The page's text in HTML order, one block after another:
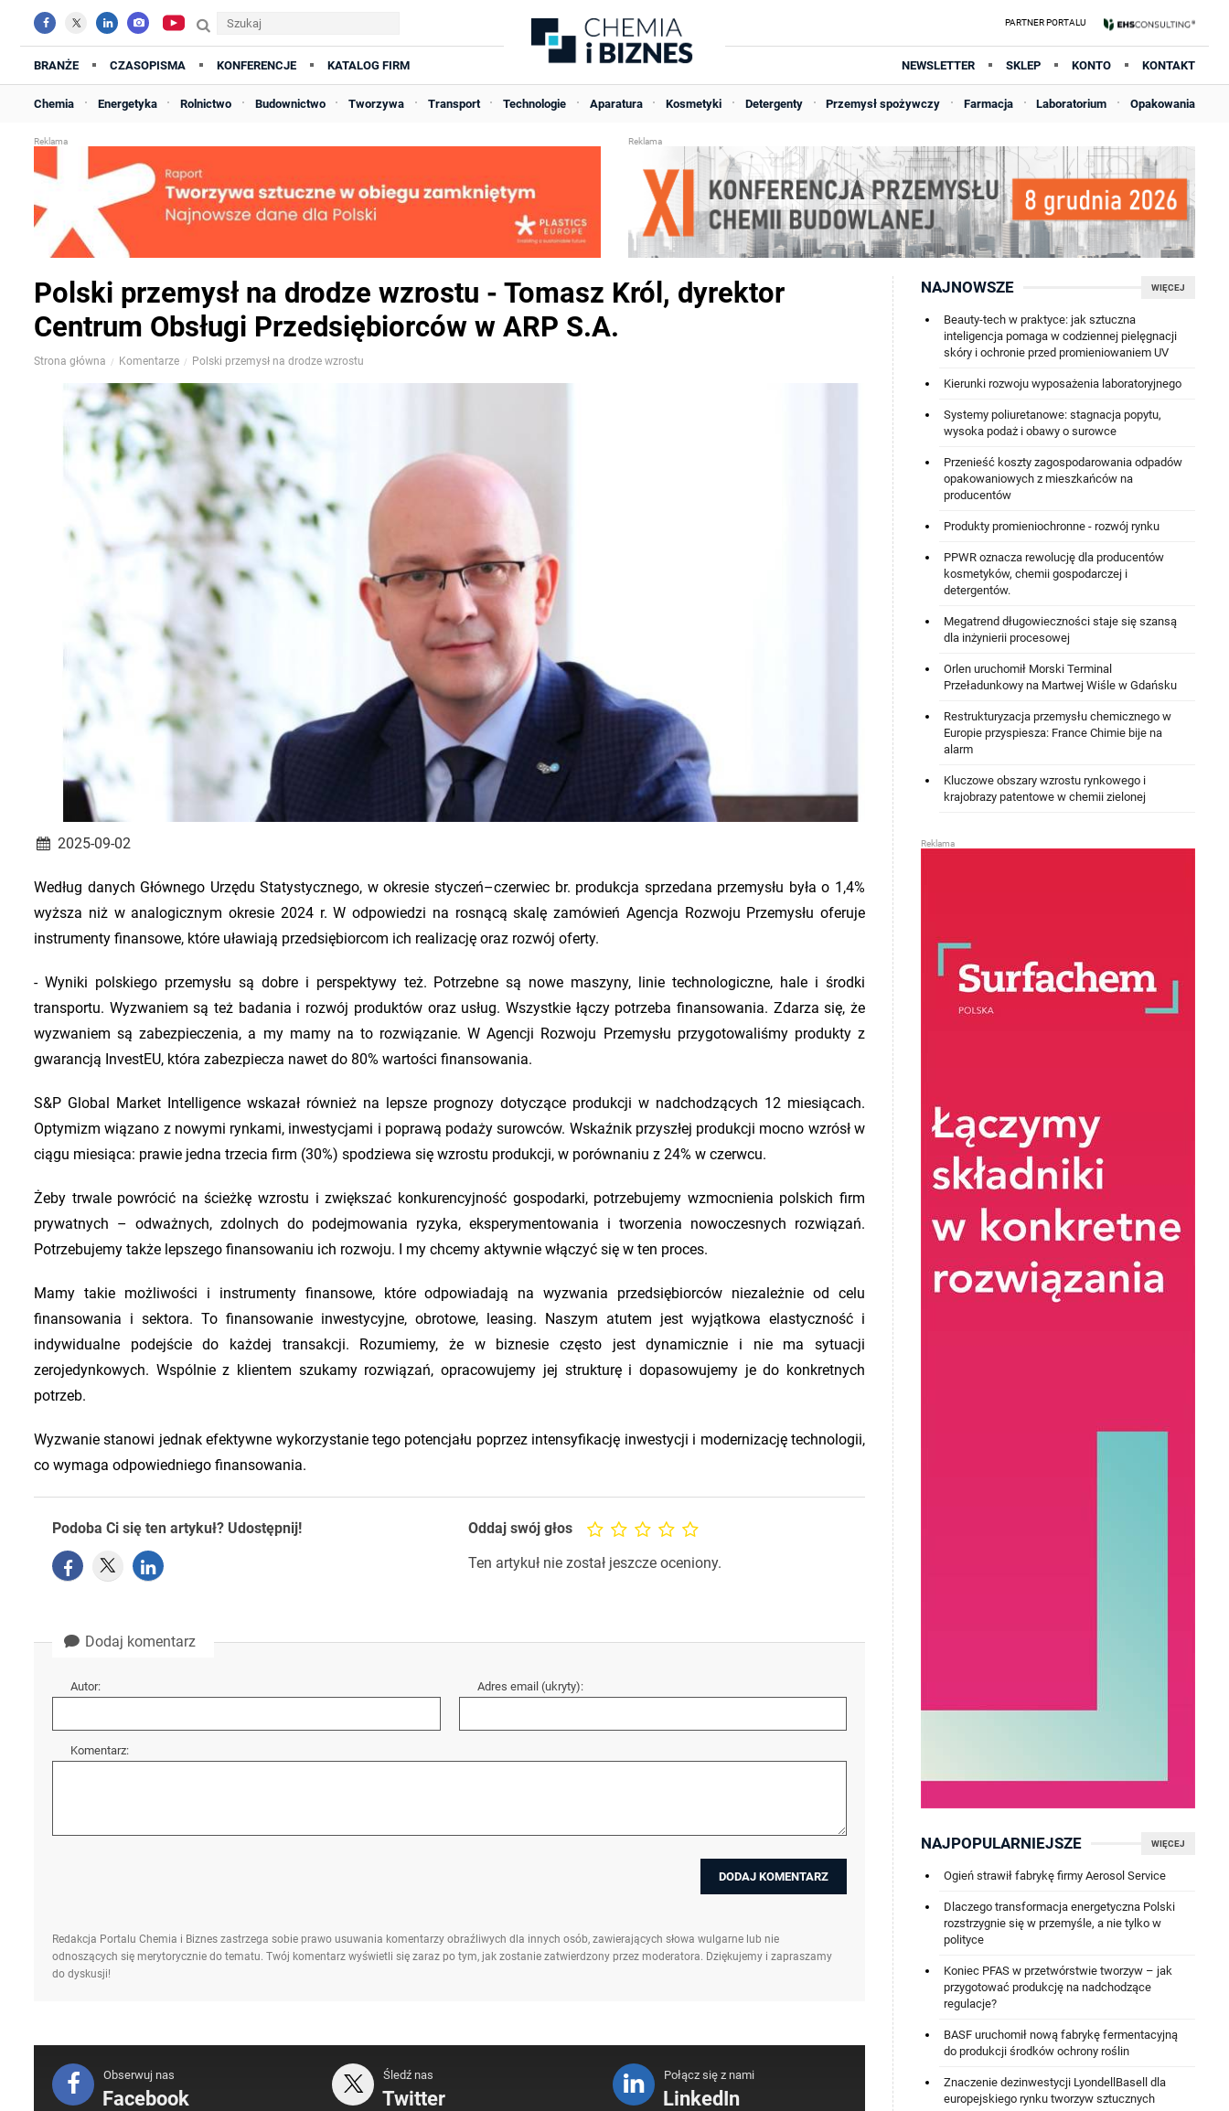
BRANŻE CZASOPISMA KONFERENCJE KATALOG FIRM NEWSLETTER SKLEP KONTO KONTAKT
Chemia Energetyka Rolnictwo Budownictwo Tworzywa Transport Technologie Aparatura Kosmetyki Detergenty Przemysł spożywczy Farmacja Laboratorium Opakowania
Polski przemysł na drodze wzrostu - Tomasz Król, dyrektor
Centrum Obsługi Przedsiębiorców w ARP S.A.
Strona główna Komentarze Polski przemysł na drodze wzrostu
2025-09-02
Według danych Głównego Urzędu Statystycznego, w okresie styczeń–czerwiec br. produkcja sprzedana przemysłu była o 1,4%
wyższa niż w analogicznym okresie 2024 r. W odpowiedzi na rosnącą skalę zamówień Agencja Rozwoju Przemysłu oferuje
instrumenty finansowe, które uławiają przedsiębiorcom ich realizację oraz rozwój oferty.
- Wyniki polskiego przemysłu są dobre i perspektywy też. Potrzebne są nowe maszyny, linie technologiczne, hale i środki
transportu. Wyzwaniem są też badania i rozwój produktów oraz usług. Wszystkie łączy potrzeba finansowania. Zdarza się, że
wyzwaniem są zabezpieczenia, a my mamy na to rozwiązanie. W Agencji Rozwoju Przemysłu przygotowaliśmy produkty z
gwarancją InvestEU, która zabezpiecza nawet do 80% wartości finansowania.
S&P Global Market Intelligence wskazał również na lepsze prognozy dotyczące produkcji w nadchodzących 12 miesiącach.
Optymizm wiązano z nowymi rynkami, inwestycjami i poprawą podaży surowców. Wskaźnik przyszłej produkcji mocno wzrósł w
ciągu miesiąca: prawie jedna trzecia firm (30%) spodziewa się wzrostu produkcji, w porównaniu z 24% w czerwcu.
Żeby trwale powrócić na ścieżkę wzrostu i zwiększać konkurencyjność gospodarki, potrzebujemy wzmocnienia polskich firm
prywatnych – odważnych, zdolnych do podejmowania ryzyka, eksperymentowania i tworzenia nowoczesnych rozwiązań.
Potrzebujemy także lepszego finansowaniu ich rozwoju. I my chcemy aktywnie włączyć się w ten proces.
Mamy takie możliwości i instrumenty finansowe, które odpowiadają na wyzwania przedsiębiorców niezależnie od celu
finansowania i sektora. To finansowanie inwestycyjne, obrotowe, leasing. Naszym atutem jest wyjątkowa elastyczność i
indywidualne podejście do każdej transakcji. Rozumiemy, że w biznesie często jest dynamicznie i nie ma sytuacji
zerojedynkowych. Wspólnie z klientem szukamy rozwiązań, opracowujemy jej strukturę i dopasowujemy je do konkretnych
potrzeb.
Wyzwanie stanowi jednak efektywne wykorzystanie tego potencjału poprzez intensyfikację inwestycji i modernizację technologii,
co wymaga odpowiedniego finansowania.
Podoba Ci się ten artykuł? Udostępnij! Oddaj swój głos
Ten artykuł nie został jeszcze oceniony.
Dodaj komentarz
Autor: Adres email (ukryty):
Komentarz:
Redakcja Portalu Chemia i Biznes zastrzega sobie prawo usuwania komentarzy obraźliwych dla innych osób, zawierających słowa wulgarne lub nie
odnoszących się merytorycznie do tematu. Twój komentarz wyświetli się zaraz po tym, jak zostanie zatwierdzony przez moderatora. Dziękujemy i zapraszamy
do dyskusji!
Obserwuj nas
Facebook
Śledź nas
Twitter
Połącz się z nami
LinkedIn
WIĘCEJ
NAJNOWSZE
Beauty-tech w praktyce: jak sztuczna
inteligencja pomaga w codziennej pielęgnacji
skóry i ochronie przed promieniowaniem UV
Kierunki rozwoju wyposażenia laboratoryjnego
Systemy poliuretanowe: stagnacja popytu,
wysoka podaż i obawy o surowce
Przenieść koszty zagospodarowania odpadów
opakowaniowych z mieszkańców na
producentów
Produkty promieniochronne - rozwój rynku
PPWR oznacza rewolucję dla producentów
kosmetyków, chemii gospodarczej i
detergentów.
Megatrend długowieczności staje się szansą
dla inżynierii procesowej
Orlen uruchomił Morski Terminal
Przeładunkowy na Martwej Wiśle w Gdańsku
Restrukturyzacja przemysłu chemicznego w
Europie przyspiesza: France Chimie bije na
alarm
Kluczowe obszary wzrostu rynkowego i
krajobrazy patentowe w chemii zielonej
WIĘCEJ
NAJPOPULARNIEJSZE
Ogień strawił fabrykę firmy Aerosol Service
Dlaczego transformacja energetyczna Polski
rozstrzygnie się w przemyśle, a nie tylko w
polityce
Koniec PFAS w przetwórstwie tworzyw – jak
przygotować produkcję na nadchodzące
regulacje?
BASF uruchomił nową fabrykę fermentacyjną
do produkcji środków ochrony roślin
Znaczenie dezinwestycji LyondellBasell dla
europejskiego rynku tworzyw sztucznych